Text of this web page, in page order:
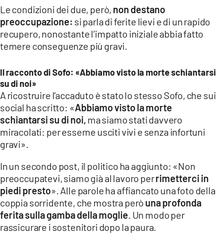
COSENZACHANNEL.IT
ILVIBONESE.IT
CATANZAROCHANNEL.IT
LACAPITALENEWS.IT
App
ANDROID
APPLE
Le condizioni dei due, però, non destano
preoccupazione: si parla di ferite lievi e di un rapido
recupero, nonostante l’impatto iniziale abbia fatto
temere conseguenze più gravi.
Il racconto di Sofo: «Abbiamo visto la morte schiantarsi
su di noi»
A ricostruire l’accaduto è stato lo stesso Sofo, che sui
social ha scritto: «Abbiamo visto la morte
schiantarsi su di noi, ma siamo stati davvero
miracolati: per esserne usciti vivi e senza infortuni
gravi».
In un secondo post, il politico ha aggiunto: «Non
preoccupatevi, siamo già al lavoro perrimetterci in
piedi presto». Alle parole ha affiancato una foto della
coppia sorridente, che mostra però una profonda
ferita sulla gamba della moglie . Un modo per
rassicurare i sostenitori dopo la paura.